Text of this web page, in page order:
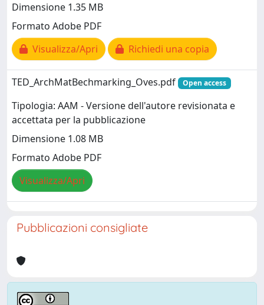
Dimensione 1.35 MB
Formato Adobe PDF
Visualizza/Apri
Richiedi una copia
TED_ArchMatBechmarking_Oves.pdf Open access
Tipologia: AAM - Versione dell'autore revisionata e
accettata per la pubblicazione
Dimensione 1.08 MB
Formato Adobe PDF
Visualizza/Apri
Pubblicazioni consigliate